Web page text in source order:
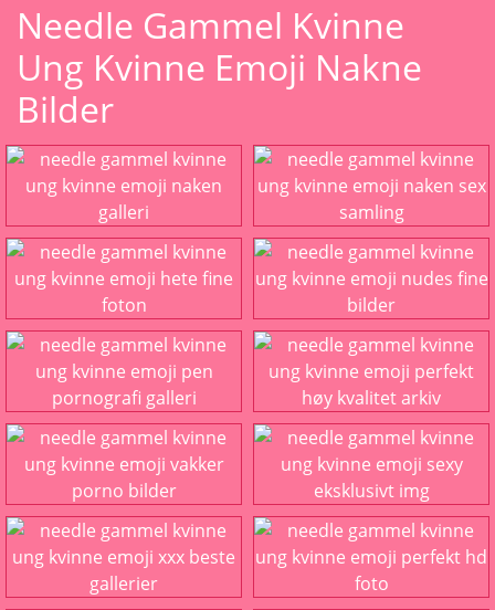
Needle Gammel Kvinne
Ung Kvinne Emoji Nakne
Bilder